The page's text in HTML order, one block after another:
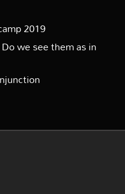
2019
we see them as in